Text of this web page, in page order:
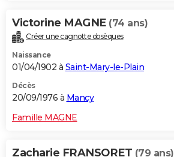
Victorine MAGNE (74 ans)
Créer une cagnotte obsèques
Naissance
01/04/1902 à Saint-Mary-le-Plain
Décès
20/09/1976 à Mancy
Famille MAGNE
Zacharie FRANSORET (79 ans)